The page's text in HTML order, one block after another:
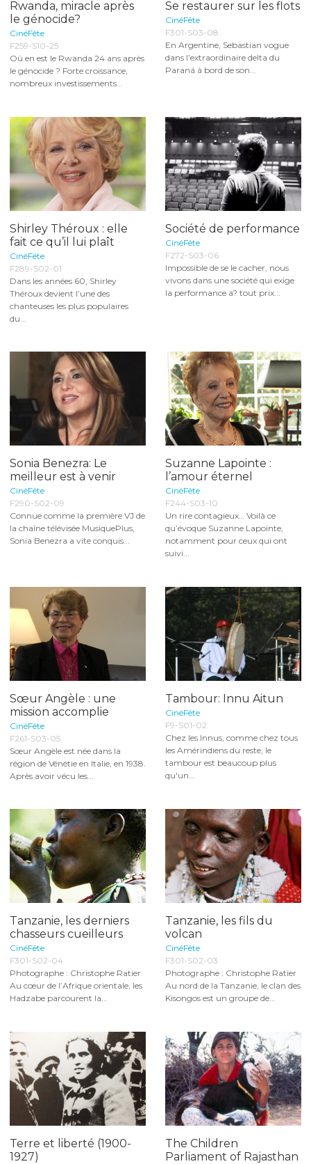
Rwanda, miracle après
le génocide?
CinéFête
F259-S10-25
Où en est le Rwanda 24 ans après
le génocide ? Forte croissance,
nombreux investissements...
Se restaurer sur les flots
CinéFête
F301-S03-08
En Argentine, Sebastian vogue
dans l’extraordinaire delta du
Paraná à bord de son...
Shirley Théroux : elle
fait ce qu’il lui plaît
CinéFête
F289-S02-01
Dans les années 60, Shirley
Théroux devient l’une des
chanteuses les plus populaires
du...
Société de performance
CinéFête
F272-S03-06
Impossible de se le cacher, nous
vivons dans une société qui exige
la performance a? tout prix...
Sonia Benezra: Le
meilleur est à venir
CinéFête
F290-S02-09
Connue comme la première VJ de
la chaîne télévisée MusiquePlus,
Sonia Benezra a vite conquis...
Suzanne Lapointe :
l’amour éternel
CinéFête
F244-S03-10
Un rire contagieux… Voilà ce
qu’évoque Suzanne Lapointe,
notamment pour ceux qui ont
suivi...
Sœur Angèle : une
mission accomplie
CinéFête
F261-S03-05
Sœur Angèle est née dans la
région de Vénétie en Italie, en 1938.
Après avoir vécu les...
Tambour: Innu Aitun
CinéFête
F9-S01-02
Chez les Innus, comme chez tous
les Amérindiens du reste, le
tambour est beaucoup plus
qu'un...
Tanzanie, les derniers
chasseurs cueilleurs
CinéFête
F301-S02-04
Photographe : Christophe Ratier
Au cœur de l’Afrique orientale, les
Hadzabe parcourent la...
Tanzanie, les fils du
volcan
CinéFête
F301-S02-03
Photographe : Christophe Ratier
Au nord de la Tanzanie, le clan des
Kisongos est un groupe de...
Terre et liberté (1900-
1927)
The Children
Parliament of Rajasthan